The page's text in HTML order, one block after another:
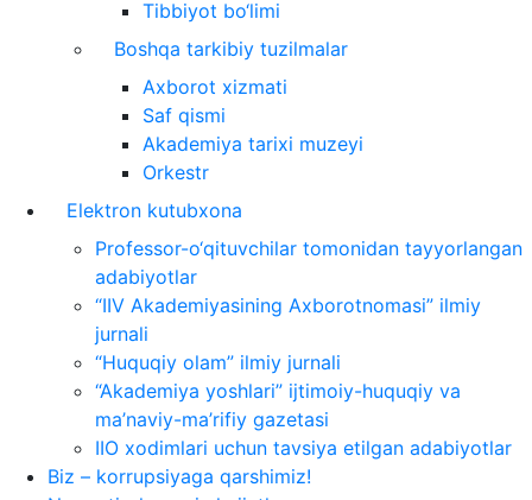
Tibbiyot bo‘limi
Boshqa tarkibiy tuzilmalar
Axborot xizmati
Saf qismi
Akademiya tarixi muzeyi
Orkestr
Elektron kutubxona
Professor-o‘qituvchilar tomonidan tayyorlangan
adabiyotlar
“IIV Akademiyasining Axborotnomasi” ilmiy
jurnali
“Huquqiy olam” ilmiy jurnali
“Akademiya yoshlari” ijtimoiy-huquqiy va
ma’naviy-ma’rifiy gazetasi
IIO xodimlari uchun tavsiya etilgan adabiyotlar
Biz – korrupsiyaga qarshimiz!